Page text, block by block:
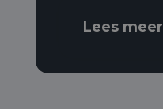
Lees meer